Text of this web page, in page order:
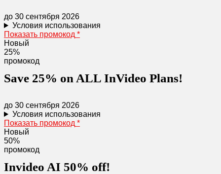
до 30 сентября 2026
Условия использования
Показать промокод *
Новый
25%
промокод
Save 25% on ALL InVideo Plans!
до 30 сентября 2026
Условия использования
Показать промокод *
Новый
50%
промокод
Invideo AI 50% off!